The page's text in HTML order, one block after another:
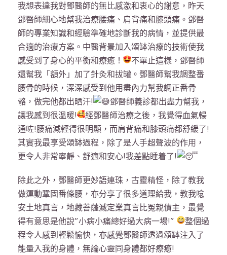
我想表達我對鄧醫師的無比感激和衷心的謝意，昨天
鄧醫師細心地幫我治療腰痛、肩背痛和膝頭痛。鄧醫
師的專業知識和經驗準確地診斷我的病情，並提供最
合適的治療方案。中醫背景加入頌缽治療的技術使我
感受到了身心的平衡和療癒！
不單止這樣，鄧醫師
還幫我「額外」加了針灸和拔罐。鄧醫師幫我調整番
腰骨的時候，深深感受到他用盡內力幫我調正番骨
骼，做完他都出晒汗!
鄧醫師義診都出盡力幫我，
讓我感到很溫暖!
經鄧醫師治療之後，我覺得血氣暢
通咗!腰痛減輕得很明顯，而肩背痛和膝頭痛都舒緩了!
其實我最享受頌缽過程，除了是人手超聲波的作用，
更令人非常寧靜、舒適和安心!我差點睡着了!
除此之外，鄧醫師更妙語連珠，古靈精怪，除了教我
做運動鞏固番條腰，亦分享了很多道理給我，教我唸
安土地真言，地藏菩薩滅定業真言比冤親債主，最覺
得有意思是他說”小病小痛總好過大病一場!”
整個過
程令人感到輕鬆愉快，亦感覺鄧醫師透過頌缽注入了
能量入我的身體，無論心靈同身體都好療癒!